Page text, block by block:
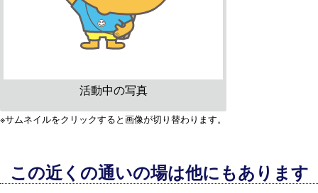
活動中の写真
※サムネイルをクリックすると画像が切り替わります。
この近くの通いの場は他にもあります